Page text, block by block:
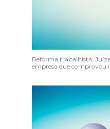
Reforma trabalhista:
empresa que comprovou